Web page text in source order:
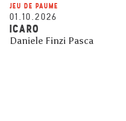
JEU DE PAUME
01.10.2026
ICARO
Daniele Finzi Pasca